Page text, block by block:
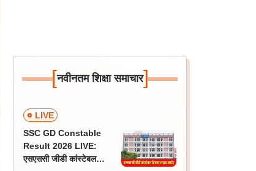
[नवीनतम शिक्षा समाचार]
LIVE
SSC GD Constable
Result 2026 LIVE:
एसएससी जीडी कांस्टेबल